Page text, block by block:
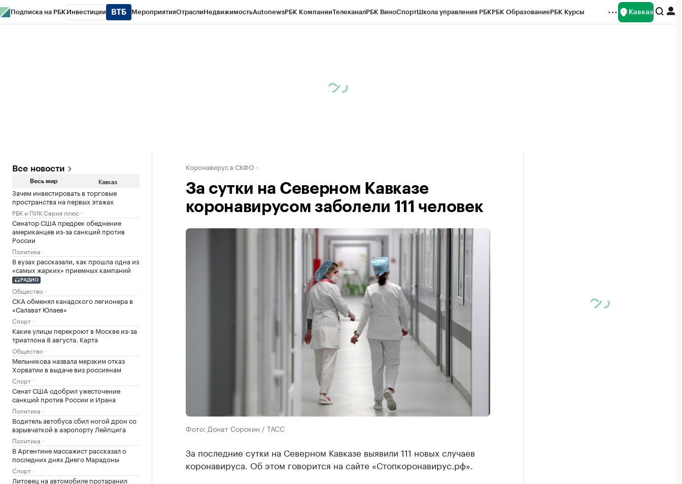
Подписка на РБК Инвестиции МероприятияОтраслиНедвижимостьAutonewsРБК КомпанииТелеканалРБК ВиноСпортШкола управления РБКРБК ОбразованиеРБК Курсы Кавказ
Все новости
Весь мир Кавказ
Зачем инвестировать в торговые
пространства на первых этажах
РБК и ПИК Серия плюс
Сенатор США предрек обеднение
американцев из-за санкций против
России
Политика
В вузах рассказали, как прошла одна из
«самых жарких» приемных кампаний
РАДИО
Общество
СКА обменял канадского легионера в
«Салават Юлаев»
Спорт
Какие улицы перекроют в Москве из-за
триатлона 8 августа. Карта
Общество
Мельникова назвала мерзким отказ
Хорватии в выдаче виз россиянам
Спорт
Сенат США одобрил ужесточение
санкций против России и Ирана
Политика
Водитель автобуса сбил ногой дрон со
взрывчаткой в аэропорту Лейпцига
Политика
В Аргентине массажист рассказал о
последних днях Диего Марадоны
Спорт
Литовец на автомобиле протаранил
Коронавирус в СКФО
За сутки на Северном Кавказе
коронавирусом заболели 111 человек
Фото: Донат Сорокин / ТАСС
За последние сутки на Северном Кавказе выявили 111 новых случаев
коронавируса. Об этом говорится на сайте «Стопкоронавирус.рф».